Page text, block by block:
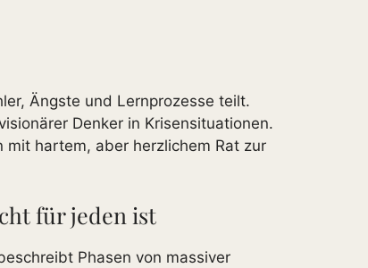
Ängste und Lernprozesse teilt.
Denker in Krisensituationen.
mit hartem, aber herzlichem Rat zur
für jeden ist
Phasen von massiver